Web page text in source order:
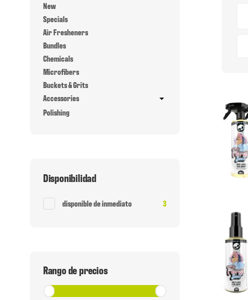
New
Specials
Air Fresheners
Bundles
Chemicals
Microfibers
Buckets & Grits
Accessories
Polishing
Disponibilidad
disponible de inmediato 3Articulo encontrado
Rango de precios